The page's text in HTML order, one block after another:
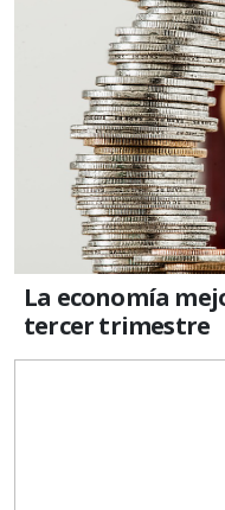
La economía
tercer trimestre